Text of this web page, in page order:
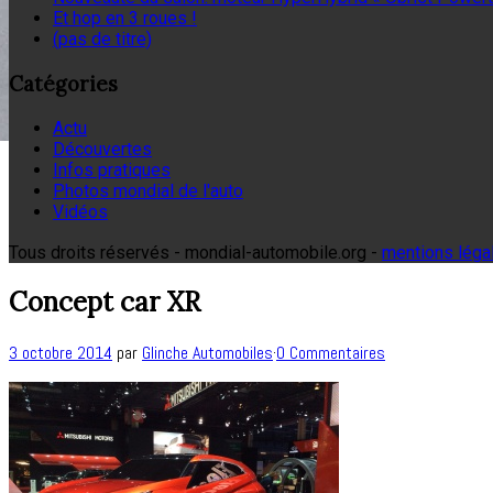
Et hop en 3 roues !
(pas de titre)
Catégories
Actu
Découvertes
Infos pratiques
Photos mondial de l'auto
Vidéos
Tous droits réservés - mondial-automobile.org - mentions
Concept car XR
3 octobre 2014 par Glinche Automobiles·0 Commentaires